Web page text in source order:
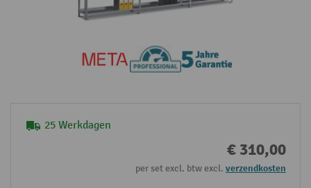
25 Werkdagen
€ 310,00
per set excl. btw excl. verzendkosten